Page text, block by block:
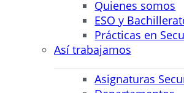
Quienes somos
ESO y
Prácticas en
Así trabajamos
Asignaturas